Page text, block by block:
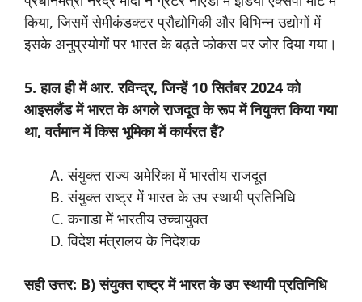
किया, जिसमें सेमीकंडक्टर प्रौद्योगिकी और विभिन्न उद्योगों में
इसके अनुप्रयोगों पर भारत के बढ़ते फोकस पर जोर दिया गया।
5. हाल ही में आर. रविन्द्र, जिन्हें 10 सितंबर 2024 को
आइसलैंड में भारत के अगले राजदूत के रूप में नियुक्त किया गया
था, वर्तमान में किस भूमिका में कार्यरत हैं?
संयुक्त राज्य अमेरिका में भारतीय राजदूत
संयुक्त राष्ट्र में भारत के उप स्थायी प्रतिनिधि
कनाडा में भारतीय उच्चायुक्त
विदेश मंत्रालय के निदेशक
सही उत्तर: B) संयुक्त राष्ट्र में भारत के उप स्थायी प्रतिनिधि